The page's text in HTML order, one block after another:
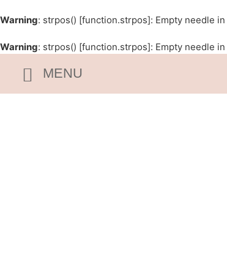
Warning: strpos() [function.strpos]: Empty needle in
Warning: strpos() [function.strpos]: Empty needle in
MENU